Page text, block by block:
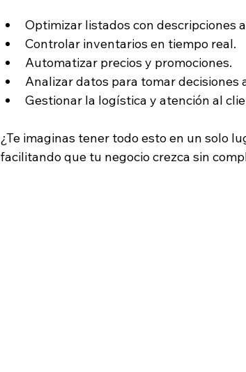
Optimizar listados con descripciones
Controlar inventarios en tiempo real.
Automatizar precios y promociones.
Analizar datos para tomar decisiones
Gestionar la logística y atención al
¿Te imaginas tener todo esto en un solo
facilitando que tu negocio crezca sin